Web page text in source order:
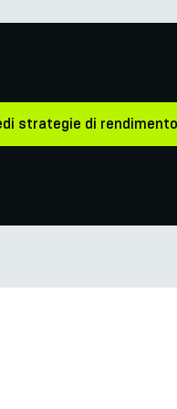
strategie di rendimento